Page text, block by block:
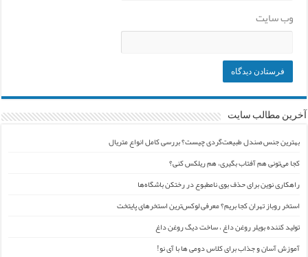
وب‌ سایت
آخرین مطالب سایت
بهترین جنس صندل طبیعت‌گردی چیست؟ بررسی کامل انواع متریال
کجا می‌تونی هم آفتاب بگیری، هم ریلکس کنی؟
راهکاری نوین برای حذف بوی نامطبوع در رختکن باشگاه‌ها
استخر روباز تهران کجا بریم؟ معرفی لوکس‌ترین استخرهای پایتخت
تولید کننده بویلر روغن داغ ، ساخت دیگ روغن داغ
آموزش آسان و جذاب برای کلاس دومی ها با آی نو!